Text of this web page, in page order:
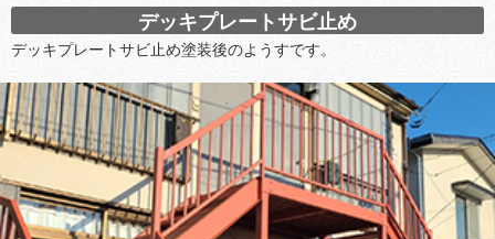
デッキプレートサビ止め
デッキプレートサビ止め塗装後のようすです。